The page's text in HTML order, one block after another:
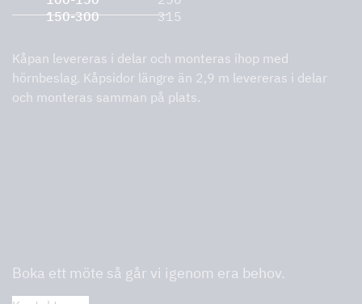
150-300
315
Kåpan levereras i delar och monteras ihop med
hörnbeslag. Kåpsidor längre än 2,9 m levereras i delar
och monteras samman på plats.
Boka ett möte så går vi igenom era behov.